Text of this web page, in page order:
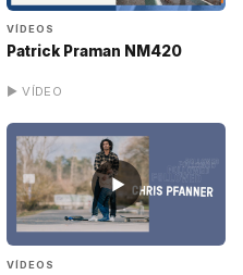
VÍDEOS
Patrick Praman NM420
▶ VÍDEO
▶
VÍDEOS